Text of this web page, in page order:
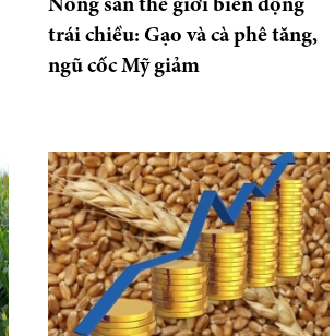
Nông sản thế giới biến động
trái chiều: Gạo và cà phê tăng,
ngũ cốc Mỹ giảm